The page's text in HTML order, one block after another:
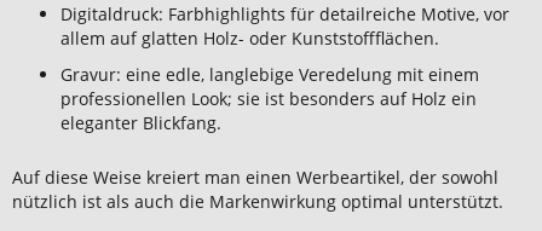
Digitaldruck: Farbhighlights für detailreiche Motive, vor
allem auf glatten Holz- oder Kunststoffflächen.
Gravur: eine edle, langlebige Veredelung mit einem
professionellen Look; sie ist besonders auf Holz ein
eleganter Blickfang.
Auf diese Weise kreiert man einen Werbeartikel, der sowohl
nützlich ist als auch die Markenwirkung optimal unterstützt.